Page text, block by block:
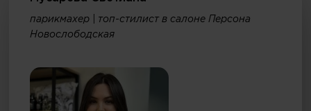
парикмахер | топ-стилист в салоне Персона
Новослободская